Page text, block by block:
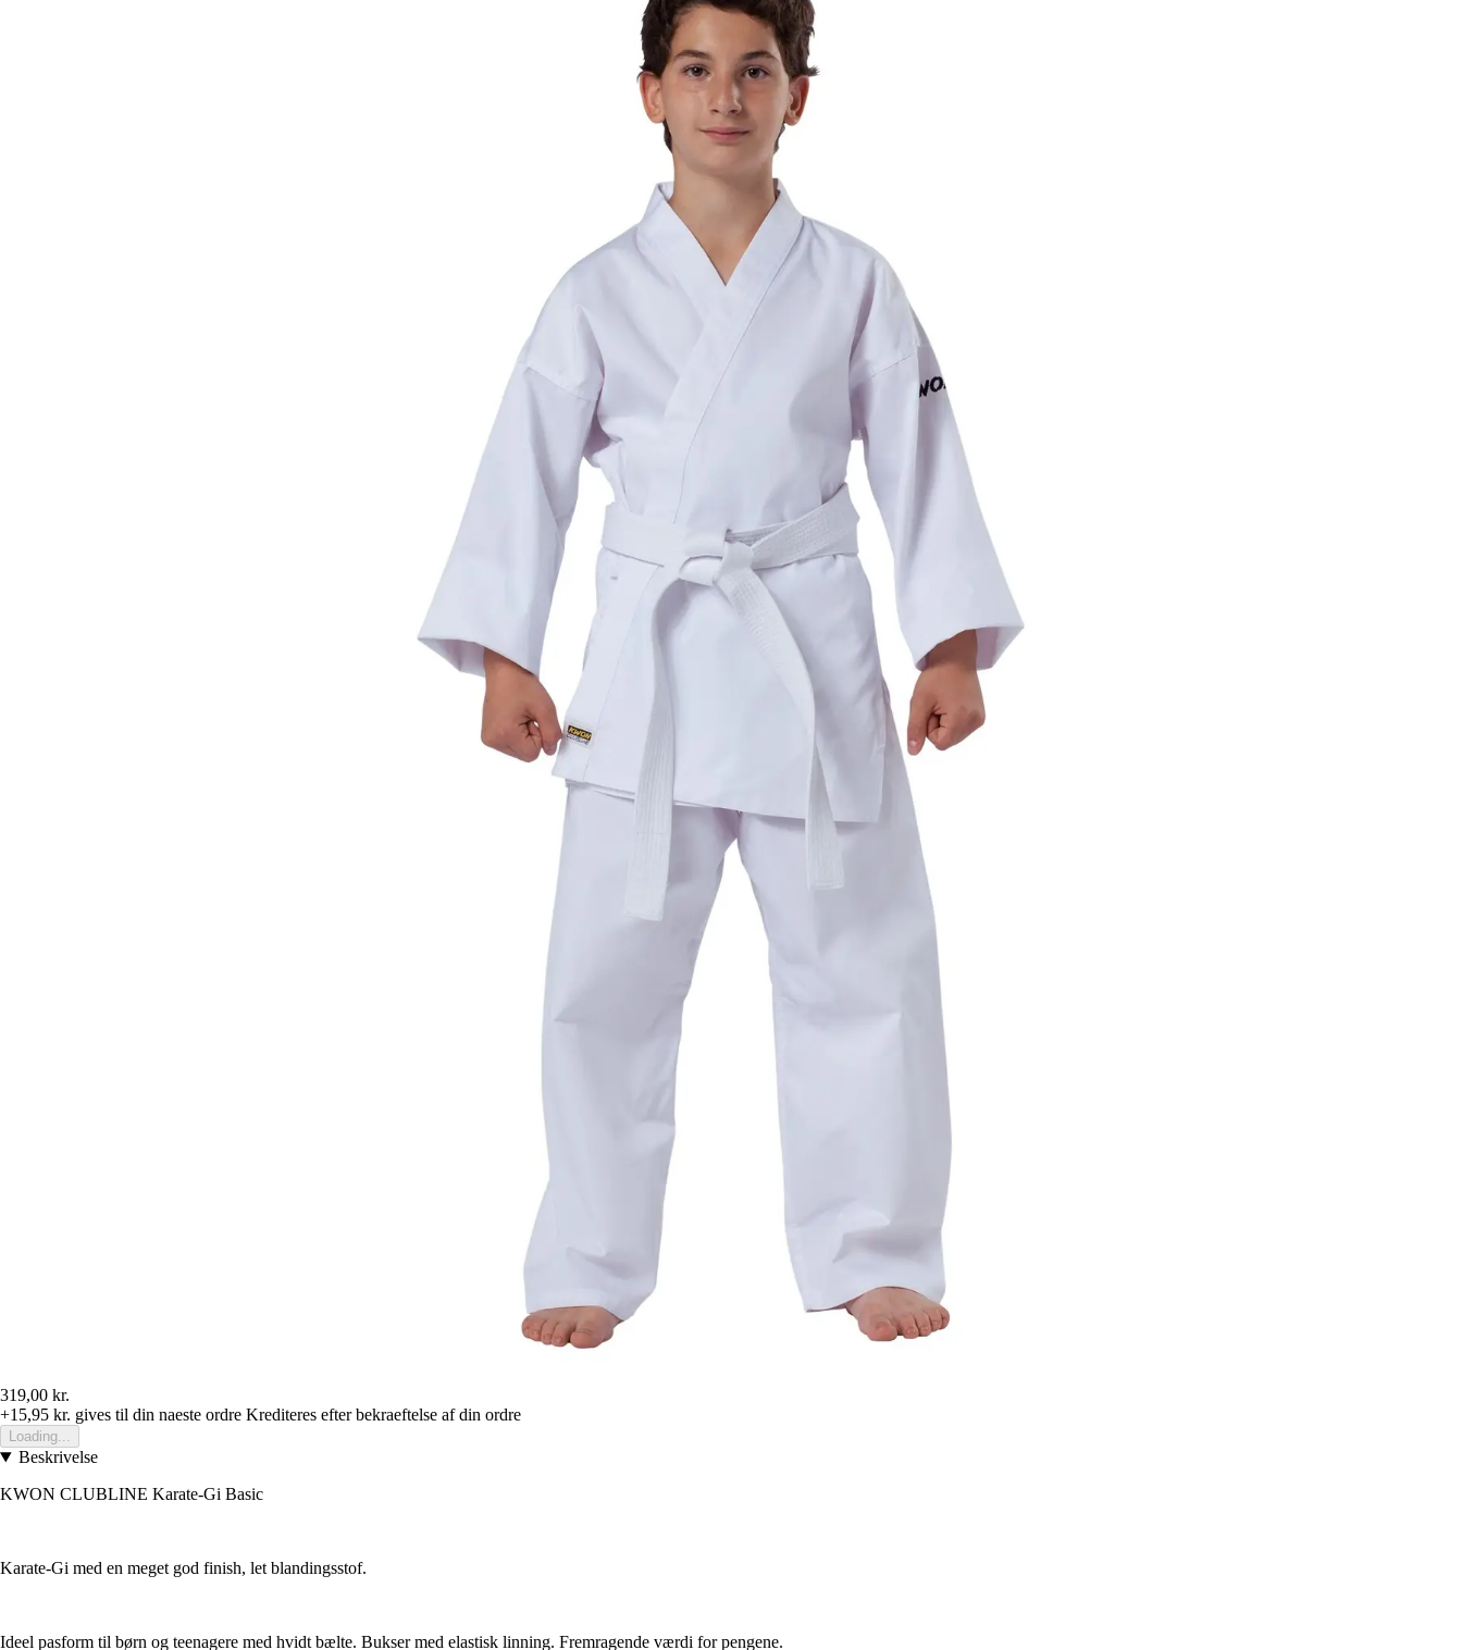
319,00 kr.
+15,95 kr. gives til din naeste ordre Krediteres efter bekraeftelse af din ordre
Loading...
Beskrivelse
KWON CLUBLINE Karate-Gi Basic
Karate-Gi med en meget god finish, let blandingsstof.
Ideel pasform til børn og teenagere med hvidt bælte. Bukser med elastisk linning. Fremragende værdi for pengene.